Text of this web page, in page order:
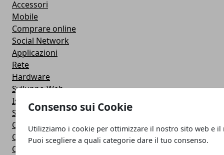
Consenso sui Cookie
Utilizziamo i cookie per ottimizzare il nostro sito web e il
Puoi scegliere a quali categorie dare il tuo consenso.
Accessori
Mobile
Comprare online
Social Network
Applicazioni
Rete
Hardware
Sviluppo Web
Istruzione
Streaming
Cloud
Casa e fai da te
Cuffie e Auricolari